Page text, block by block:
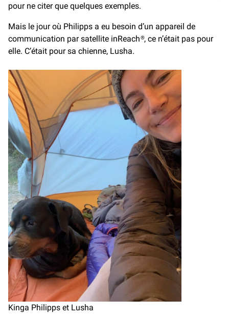
pour ne citer que quelques exemples.
Mais le jour où Philipps a eu besoin d’un appareil de
communication par satellite inReach®, ce n’était pas pour
elle. C’était pour sa chienne, Lusha.
Kinga Philipps et Lusha